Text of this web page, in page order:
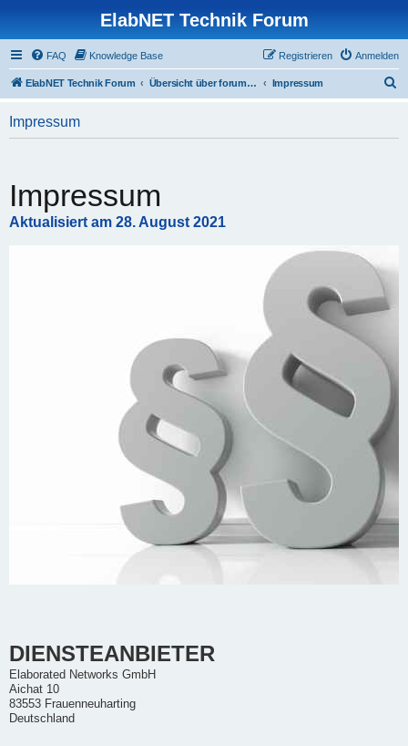
ElabNET Technik Forum
FAQ Knowledge Base Anmelden
Registrieren
ElabNET Technik Forum Übersicht über forum.timberwolf.io Impressum
Impressum
Impressum
Aktualisiert am 28. August 2021
DIENSTEANBIETER
Elaborated Networks GmbH
Aichat 10
83553 Frauenneuharting
Deutschland